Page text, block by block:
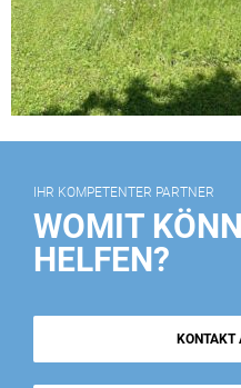
IHR KOMPETENTER PARTNER
WOMIT
HELFEN?
KONTAKT